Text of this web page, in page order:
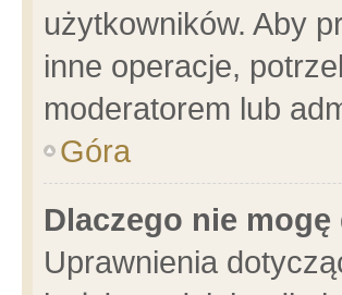
użytkowników. Aby
inne operacje,
moderatorem lub
Góra
Dlaczego nie
Uprawnienia